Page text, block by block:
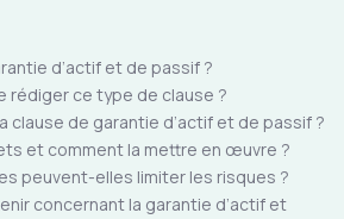
d’actif et de passif ?
rédiger ce type de clause ?
clause de garantie d’actif et de passif ?
et comment la mettre en œuvre ?
peuvent-elles limiter les risques ?
concernant la garantie d’actif et